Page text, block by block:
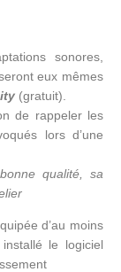
sonores,
eux mêmes
(gratuit).
de rappeler les
lors d’une
qualité, sa
d’au moins
le logiciel